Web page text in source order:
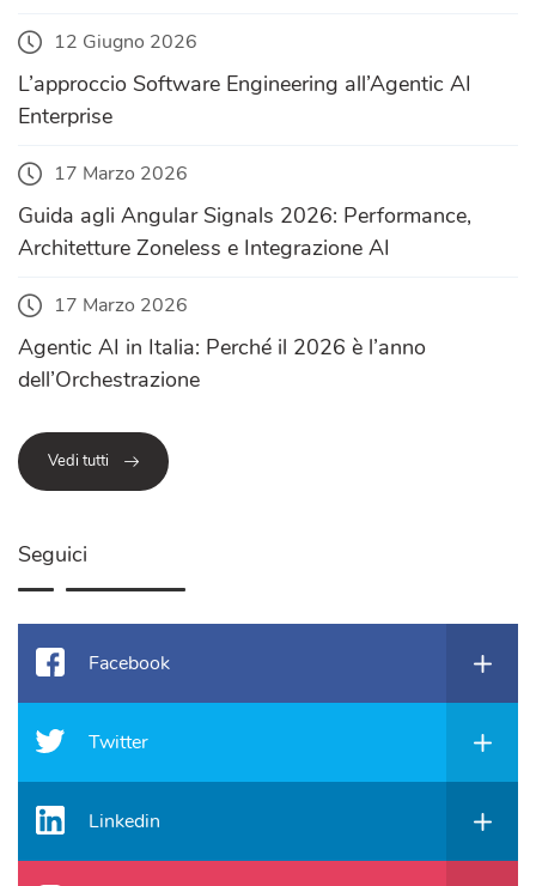
12 Giugno 2026
L’approccio Software Engineering all’Agentic AI
Enterprise
17 Marzo 2026
Guida agli Angular Signals 2026: Performance,
Architetture Zoneless e Integrazione AI
17 Marzo 2026
Agentic AI in Italia: Perché il 2026 è l’anno
dell’Orchestrazione
Vedi tutti
Seguici
Facebook
Twitter
Linkedin